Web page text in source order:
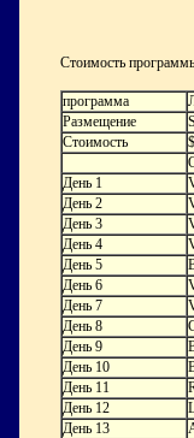
Стоимость
программа
Размещение
Стоимость
День 1
День 2
День 3
День 4
День 5
День 6
День 7
День 8
День 9
День 10
День 11
День 12
День 13